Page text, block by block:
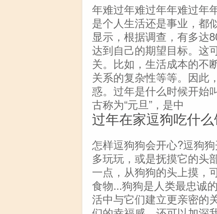
年难过年难过年年难过年
是个人生活还是事业，都
显示，根据调查，有多达
达到自己的期望目标。这
关。比如，生活成本的不
关系的复杂性等等。因此
惑。过年是什么时候开始
古称为“元旦”，是中
过年在家逗狗吃什
怎样逗狗狗会开心?逗狗
多玩玩，或是抚摸它的头
一点，从狗狗的头上摸，
食物...狗狗是人类最忠诚
活中与它们建立更亲密的